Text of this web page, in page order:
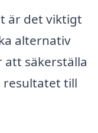
är det viktigt
alternativ
att säkerställa
resultatet till